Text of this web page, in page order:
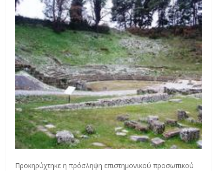
Προκηρύχτηκε η πρόσληψη επιστημονικού προσωπικού